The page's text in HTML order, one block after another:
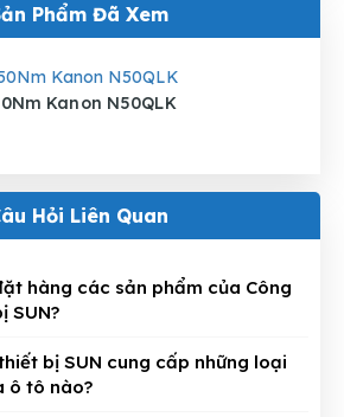
Phẩm Đã Xem
Kanon N50QLK
Hỏi Liên Quan
hàng các sản phẩm của Công
SUN?
bị SUN cung cấp những loại
ô tô nào?